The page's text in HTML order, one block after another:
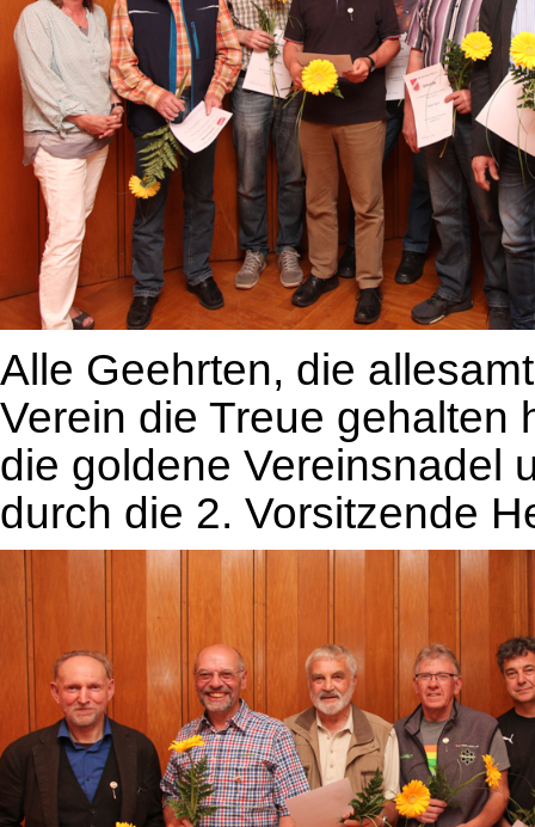
Alle Geehrten, die
Verein die Treue gehalten
die goldene Vereinsnadel
durch die 2. Vorsitzende